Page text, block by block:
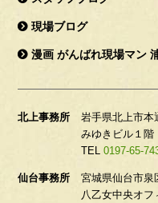
現場ブログ
漫画 がんばれ現場マン
北上事務所
岩手県北上市本
みゆきビル１階
TEL 0197-65-
仙台事務所
宮城県仙台市泉
八乙女中央オフ